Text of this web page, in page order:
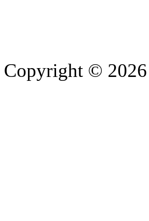
Copyright © 2026